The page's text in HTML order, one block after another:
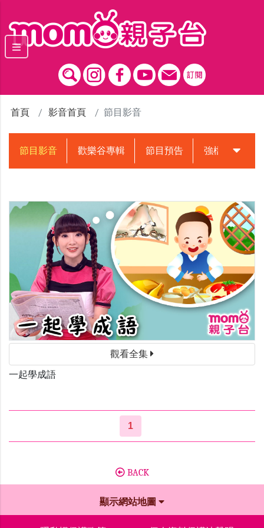
首頁 影音首頁 節目影音
節目影音 歡樂谷專輯 節目預告 強檔動畫預告
觀看全集
一起學成語
1
BACK
顯示網站地圖